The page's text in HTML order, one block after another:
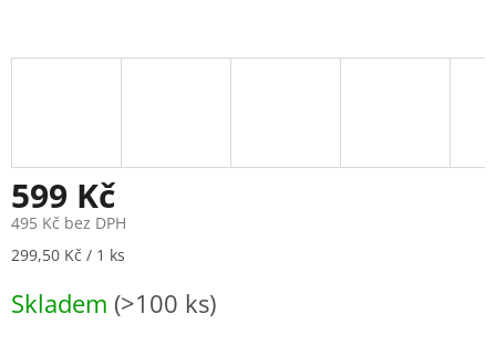
599 Kč
495 Kč bez DPH
Měrná
299,50 Kč / 1 ks
Skladem (>100 ks)